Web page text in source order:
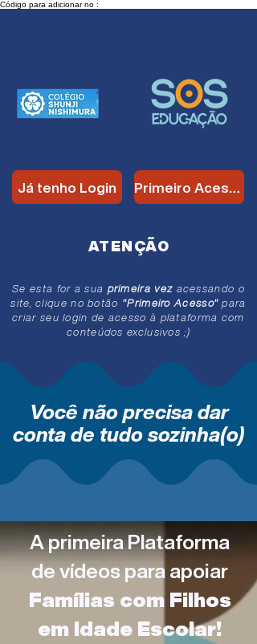
Código para adicionar no :
Já tenho Login Primeiro Acesso
ATENÇÃO
Se esta for a sua primeira vez acessando o
site, clique no botão "Primeiro Acesso" para
criar seu login de acesso à plataforma com
conteúdos exclusivos ;)
Você não precisa dar
conta de tudo sozinha(o)
A primeira Plataforma
de vídeos para apoiar
Famílias com Filhos
em Idade Escolar!